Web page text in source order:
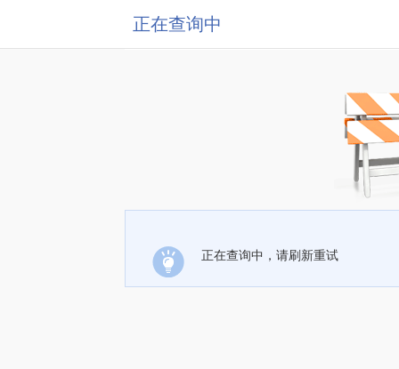
正在查询中
正在查询中，请刷新重试